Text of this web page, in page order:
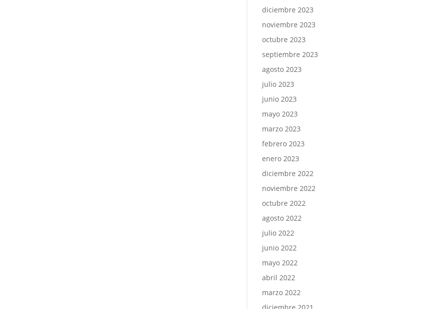
diciembre 2023
noviembre 2023
octubre 2023
septiembre 2023
agosto 2023
julio 2023
junio 2023
mayo 2023
marzo 2023
febrero 2023
enero 2023
diciembre 2022
noviembre 2022
octubre 2022
agosto 2022
julio 2022
junio 2022
mayo 2022
abril 2022
marzo 2022